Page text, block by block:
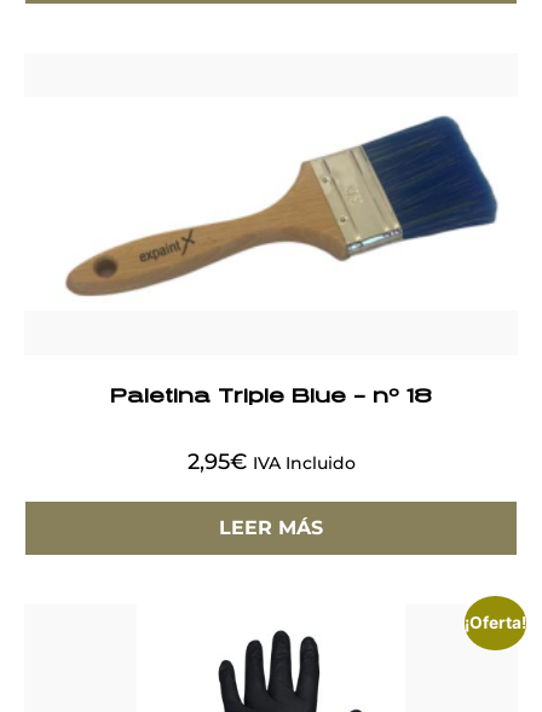
Paletina Triple Blue – nº 18
2,95€ IVA Incluido
LEER MÁS
¡Oferta!